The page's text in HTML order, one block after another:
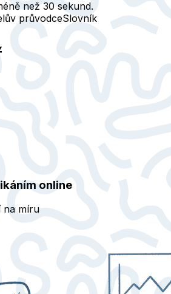
než 30 sekund.
průvodceSlovník
online
na míru